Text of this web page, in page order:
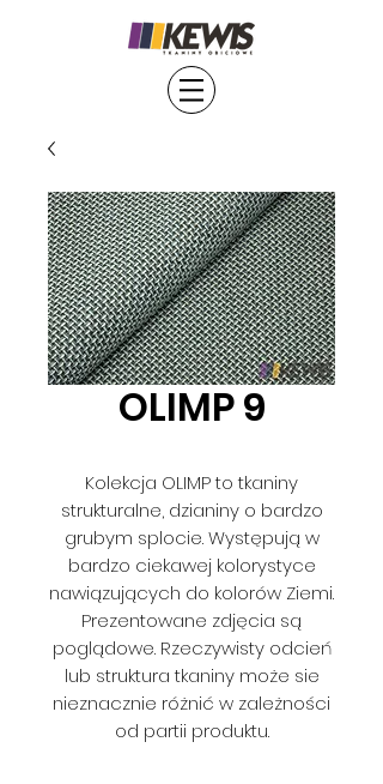
OLIMP 9
Kolekcja OLIMP to tkaniny
strukturalne, dzianiny o bardzo
grubym splocie. Występują w
bardzo ciekawej kolorystyce
nawiązujących do kolorów Ziemi.
Prezentowane zdjęcia są
poglądowe. Rzeczywisty odcień
lub struktura tkaniny może sie
nieznacznie różnić w zależności
od partii produktu.